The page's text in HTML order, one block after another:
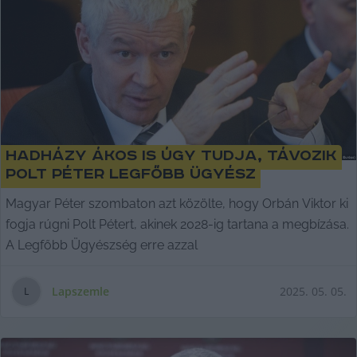
Hadházy Ákos is úgy tudja, távozik
Polt Péter legfőbb ügyész
Magyar Péter szombaton azt közölte, hogy Orbán Viktor ki
fogja rúgni Polt Pétert, akinek 2028-ig tartana a megbízása.
A Legfőbb Ügyészség erre azzal
L Lapszemle 2025. 05. 05.